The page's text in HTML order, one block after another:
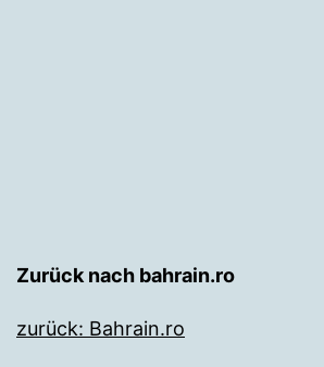
Zurück nach bahrain.ro
zurück: Bahrain.ro